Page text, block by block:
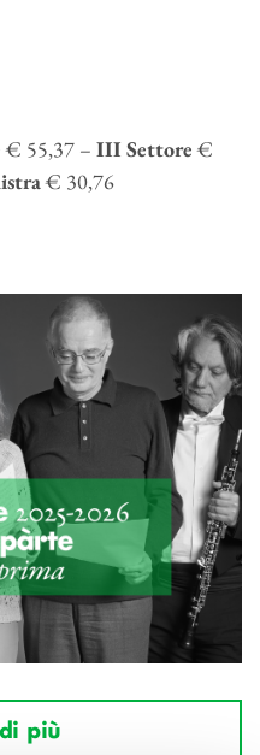
€ 55,37 – III Settore€
€ 30,76
più